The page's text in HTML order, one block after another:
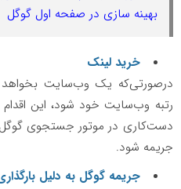
بهینه سازی در صفحه اول گوگل
خرید لینک
درصورتی‌که یک وب‌سایت
رتبه وب‌سایت خود شود، این اقدام
دست‌کاری در موتور جستجوی
جریمه شود.
جریمه گوگل به دلیل